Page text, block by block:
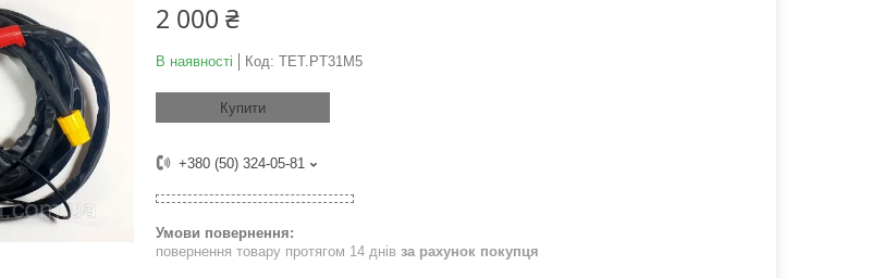
2 000 ₴
В наявності Код: TET.PT31M5
Купити
+380 (50) 324-05-81
повернення товару протягом 14 днів за рахунок покупця